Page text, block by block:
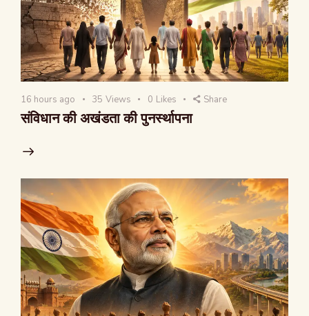
16 hours ago 35 Views 0 Likes Share
संविधान की अखंडता की पुनर्स्थापना